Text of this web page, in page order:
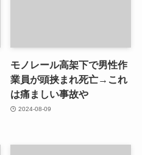
モノレール高架下で男性作
業員が頭挟まれ死亡→これ
は痛ましい事故や
2024-08-09